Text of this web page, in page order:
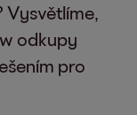
Vysvětlíme,
odkupy
pro